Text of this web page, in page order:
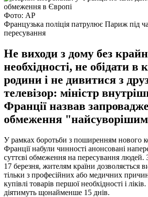
Фото: АР
Французька поліція патрулює Париж під
пересування
Не виходи з дому без
необхідності, не обідати в
родини і не дивитися з
телевізор: міністр
Франції назвав
обмеження
У рамках боротьби з поширенням нового
Франції набули чинності анонсовані
суттєві обмеження на пересування людей.
17 березня, жителям країни дозволяється
тільки з професійних або медичних
купівлі товарів першої необхідності і
діятимуть щонайменше 15 днів.